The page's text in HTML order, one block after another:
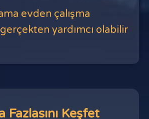
evden çalışma
gerçekten yardımcı olabilir
Fazlasını Keşfet